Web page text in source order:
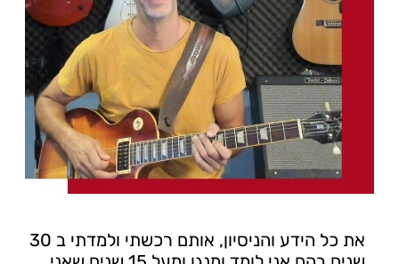
את כל הידע והניסיון, אותם רכשתי ולמדתי ב 30